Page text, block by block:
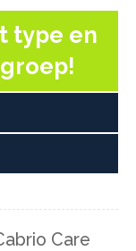
type en
Care